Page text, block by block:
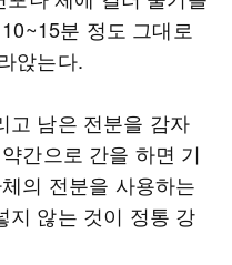
분 정도 그대로
앉는다.
고 남은 전분을 감자
간으로 간을 하면 기
의 전분을 사용하는
지 않는 것이 정통 강